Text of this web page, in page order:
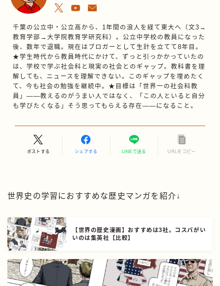
千葉の公立中・公立高から、1年間の浪人を経て東大へ（文3→
教育学部→大学院教育学研究科）。公立中学校の教員になった
後、数年で退職。現在はブロガーとして生計を立てて8年目。
★学生時代から教員時代にかけて、ずっと引っかかっていたの
は、学校で学ぶ社会科と現実の社会とのギャップ。教科書を理
解しても、ニュースを理解できない。このギャップを埋めたく
て、今も社会の勉強を継続中。★目標は「世界一の社会科教
員」——教えるのがうまい人ではなく、「この人といると自分
も学びたくなる」そう思ってもらえる存在——になること。
ポストする シェアする LINEで送る URLをコピー
世界史の学習におすすめな歴史マンガを紹介↓
【世界の歴史漫画】おすすめは3社。コスパがい
いのは集英社【比較】